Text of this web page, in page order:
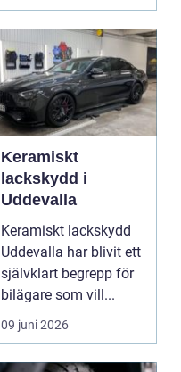
Keramiskt
lackskydd i
Uddevalla
Keramiskt lackskydd
Uddevalla har blivit ett
självklart begrepp för
bilägare som vill...
09 juni 2026